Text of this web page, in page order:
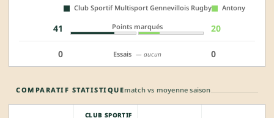
Club Sportif Multisport Gennevillois Rugby Antony
41 Points marqués 20
0 Essais — aucun 0
COMPARATIF STATISTIQUEmatch vs moyenne saison
CLUB SPORTIF